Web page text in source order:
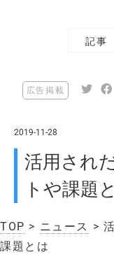
記事
広告掲載
2019-11-28
活用され
トや課題
TOP > ニュース >
課題とは